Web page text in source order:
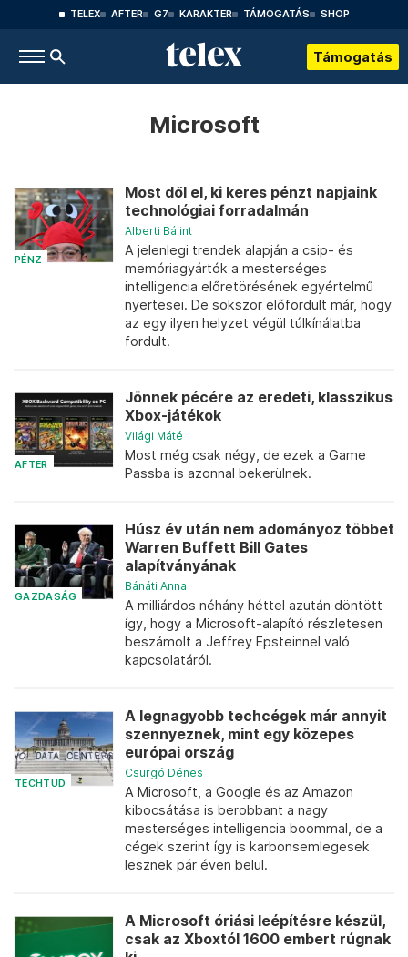
TELEX AFTER G7 KARAKTER TÁMOGATÁS SHOP
Támogatás
Microsoft
PÉNZ
Most dől el, ki keres pénzt napjaink
technológiai forradalmán
Alberti Bálint
A jelenlegi trendek alapján a csip- és
memóriagyártók a mesterséges
intelligencia előretörésének egyértelmű
nyertesei. De sokszor előfordult már, hogy
az egy ilyen helyzet végül túlkínálatba
fordult.
AFTER
Jönnek pécére az eredeti, klasszikus
Xbox-játékok
Világi Máté
Most még csak négy, de ezek a Game
Passba is azonnal bekerülnek.
GAZDASÁG
Húsz év után nem adományoz többet
Warren Buffett Bill Gates
alapítványának
Bánáti Anna
A milliárdos néhány héttel azután döntött
így, hogy a Microsoft-alapító részletesen
beszámolt a Jeffrey Epsteinnel való
kapcsolatáról.
TECHTUD
A legnagyobb techcégek már annyit
szennyeznek, mint egy közepes
európai ország
Csurgó Dénes
A Microsoft, a Google és az Amazon
kibocsátása is berobbant a nagy
mesterséges intelligencia boommal, de a
cégek szerint így is karbonsemlegesek
lesznek pár éven belül.
A Microsoft óriási leépítésre készül,
csak az Xboxtól 1600 embert rúgnak